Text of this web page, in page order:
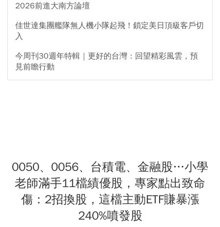
2026前進大南方論壇
佳世達集團艦隊無人機小隊起飛！鎖定美日頂級客戶切
入
今周刊30週年特輯｜更好的台灣：回望精彩風雲，預
見前瞻行動
0050、0056、台積電、金融股…小學
老師滿手11檔績優股，專家點出致命
傷：2招換股，這檔主動ETF賺暴漲
240%噴發股